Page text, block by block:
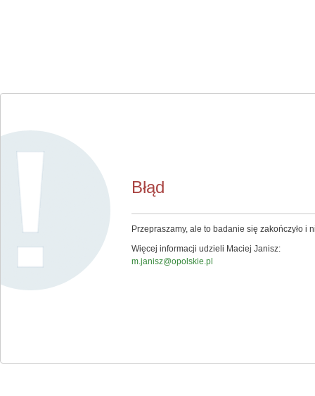
Błąd
Przepraszamy, ale to badanie się zakończyło i
Więcej informacji udzieli Maciej Janisz:
m.janisz@opolskie.pl